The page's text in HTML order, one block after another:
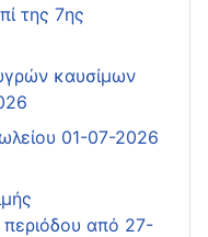
της 7ης
καυσίμων
01-07-2026
από 27-